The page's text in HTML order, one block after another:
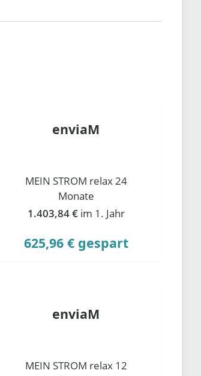
enviaM
MEIN STROM relax 24
Monate
1.403,84 € im 1. Jahr
625,96 € gespart
enviaM
MEIN STROM relax 12